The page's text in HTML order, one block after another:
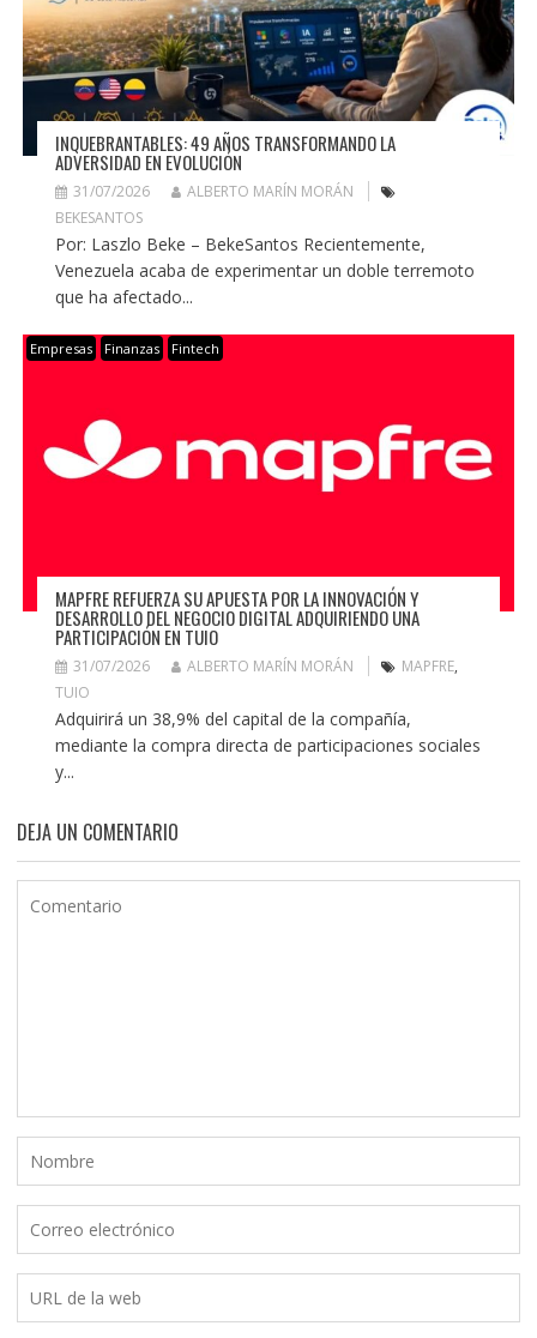
INQUEBRANTABLES: 49 AÑOS TRANSFORMANDO LA
ADVERSIDAD EN EVOLUCIÓN
31/07/2026
ALBERTO MARÍN MORÁN
BEKESANTOS
Por: Laszlo Beke – BekeSantos Recientemente,
Venezuela acaba de experimentar un doble terremoto
que ha afectado...
Empresas Finanzas Fintech
MAPFRE REFUERZA SU APUESTA POR LA INNOVACIÓN Y
DESARROLLO DEL NEGOCIO DIGITAL ADQUIRIENDO UNA
PARTICIPACIÓN EN TUIO
31/07/2026 ALBERTO MARÍN MORÁN MAPFRE,
TUIO
Adquirirá un 38,9% del capital de la compañía,
mediante la compra directa de participaciones sociales
y...
DEJA UN COMENTARIO